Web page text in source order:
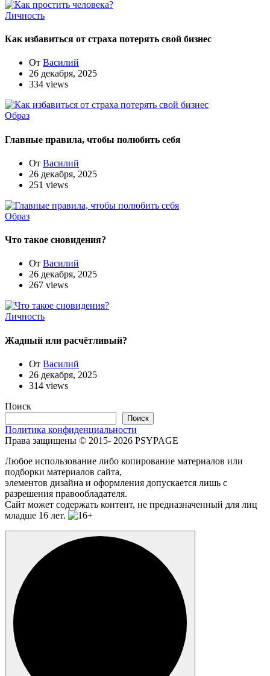
Личность
Как избавиться от страха потерять свой бизнес
От Василий
26 декабря, 2025
334 views
Образ
Главные правила, чтобы полюбить себя
От Василий
26 декабря, 2025
251 views
Образ
Что такое сновидения?
От Василий
26 декабря, 2025
267 views
Личность
Жадный или расчётливый?
От Василий
26 декабря, 2025
314 views
Поиск
Поиск
Политика конфиденциальности
Права защищены © 2015- 2026 PSYPAGE
Любое использование либо копирование материалов или
подборки материалов сайта,
элементов дизайна и оформления допускается лишь с
разрешения правообладателя.
Сайт может содержать контент, не предназначенный для лиц
младше 16 лет.